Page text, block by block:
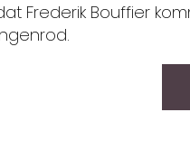
Frederik Bouffier